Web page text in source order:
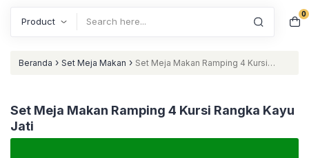
0
Beranda › Set Meja Makan › Set Meja Makan Ramping 4 Kursi
Set Meja Makan Ramping 4 Kursi Rangka Kayu
Jati